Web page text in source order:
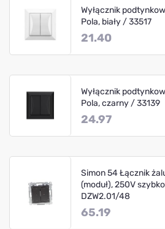
Wyłącznik
Pola, biały / 33517
21.40
Wyłącznik
Pola, czarny / 33139
24.97
Simon 54 Łącznik
(moduł), 250V
DZW2.01/48
65.19